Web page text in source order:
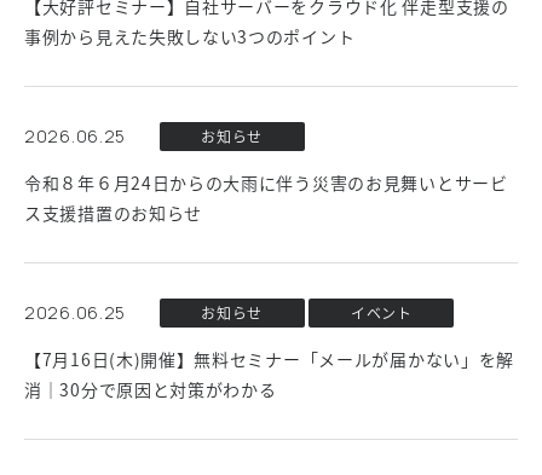
【大好評セミナー】自社サーバーをクラウド化 伴走型支援の
事例から見えた失敗しない3つのポイント
2026.06.25 お知らせ
令和８年６月24日からの大雨に伴う災害のお見舞いとサービ
ス支援措置のお知らせ
2026.06.25 お知らせ イベント
【7月16日(木)開催】無料セミナー「メールが届かない」を解
消｜30分で原因と対策がわかる